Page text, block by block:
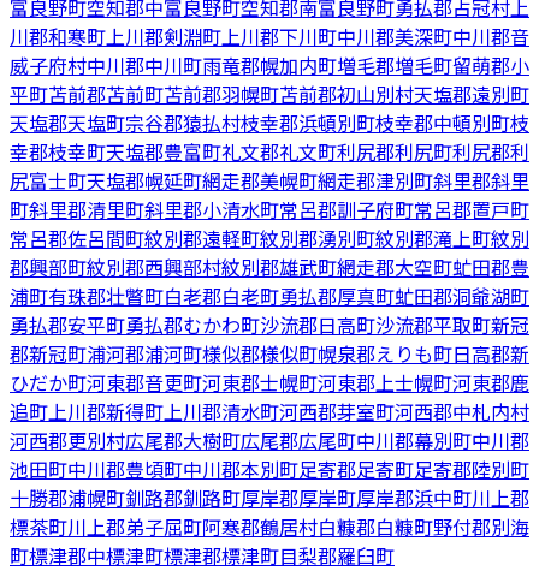
富良野町空知郡中富良野町空知郡南富良野町勇払郡占冠村上
川郡和寒町上川郡剣淵町上川郡下川町中川郡美深町中川郡音
威子府村中川郡中川町雨竜郡幌加内町増毛郡増毛町留萌郡小
平町苫前郡苫前町苫前郡羽幌町苫前郡初山別村天塩郡遠別町
天塩郡天塩町宗谷郡猿払村枝幸郡浜頓別町枝幸郡中頓別町枝
幸郡枝幸町天塩郡豊富町礼文郡礼文町利尻郡利尻町利尻郡利
尻富士町天塩郡幌延町網走郡美幌町網走郡津別町斜里郡斜里
町斜里郡清里町斜里郡小清水町常呂郡訓子府町常呂郡置戸町
常呂郡佐呂間町紋別郡遠軽町紋別郡湧別町紋別郡滝上町紋別
郡興部町紋別郡西興部村紋別郡雄武町網走郡大空町虻田郡豊
浦町有珠郡壮瞥町白老郡白老町勇払郡厚真町虻田郡洞爺湖町
勇払郡安平町勇払郡むかわ町沙流郡日高町沙流郡平取町新冠
郡新冠町浦河郡浦河町様似郡様似町幌泉郡えりも町日高郡新
ひだか町河東郡音更町河東郡士幌町河東郡上士幌町河東郡鹿
追町上川郡新得町上川郡清水町河西郡芽室町河西郡中札内村
河西郡更別村広尾郡大樹町広尾郡広尾町中川郡幕別町中川郡
池田町中川郡豊頃町中川郡本別町足寄郡足寄町足寄郡陸別町
十勝郡浦幌町釧路郡釧路町厚岸郡厚岸町厚岸郡浜中町川上郡
標茶町川上郡弟子屈町阿寒郡鶴居村白糠郡白糠町野付郡別海
町標津郡中標津町標津郡標津町目梨郡羅臼町